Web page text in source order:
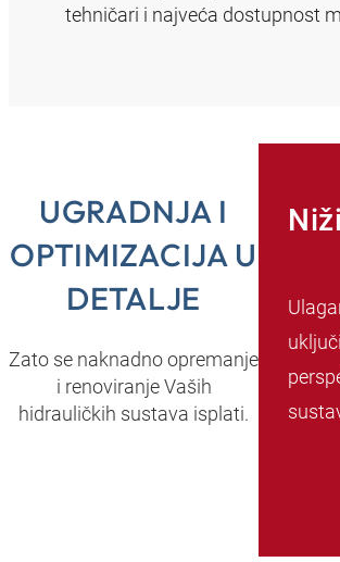
tehničari i najveća dostupnost
UGRADNJA I
OPTIMIZACIJA U
DETALJE
Zato se naknadno opremanje
i renoviranje Vaših
hidrauličkih sustava isplati.